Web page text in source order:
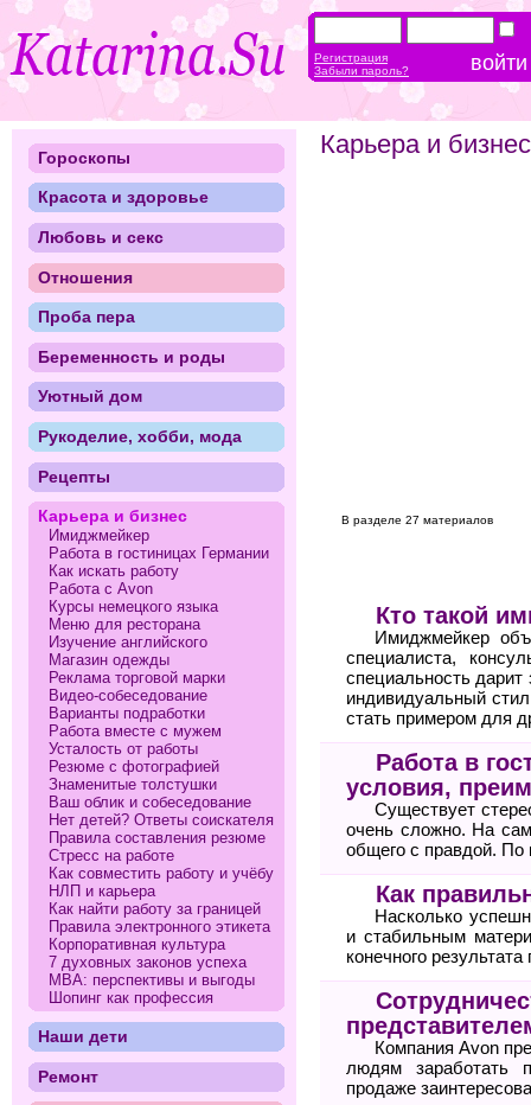
Карьера и бизнес
В разделе 27 материалов
Кто такой
Имиджмейкер
специалиста,
специальность дарит
индивидуальный
стать примером для
Работа в
условия,
Существует
очень сложно. На
общего с правдой. По
Как
Насколько
и стабильным
конечного
Компания Avon
людям заработать
продаже
Гороскопы
Красота и здоровье
Любовь и секс
Отношения
Проба пера
Беременность и роды
Уютный дом
Рукоделие, хобби, мода
Рецепты
Карьера и бизнес
Имиджмейкер
Работа в гостиницах Германии
Как искать работу
Работа с Avon
Курсы немецкого языка
Меню для ресторана
Изучение английского
Магазин одежды
Реклама торговой марки
Видео-собеседование
Варианты подработки
Работа вместе с мужем
Усталость от работы
Резюме с фотографией
Знаменитые толстушки
Ваш облик и собеседование
Нет детей? Ответы соискателя
Правила составления резюме
Стресс на работе
Как совместить работу и учёбу
НЛП и карьера
Как найти работу за границей
Правила электронного этикета
Корпоративная культура
7 духовных законов успеха
МВА: перспективы и выгоды
Шопинг как профессия
Наши дети
Ремонт
Регистрация
Забыли пароль?